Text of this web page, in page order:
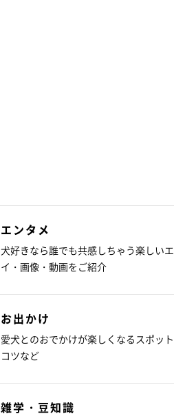
エンタメ
犬好きなら誰でも共感しちゃう楽しい
イ・画像・動画をご紹介
お出かけ
愛犬とのおでかけが楽しくなるスポッ
コツなど
雑学・豆知識